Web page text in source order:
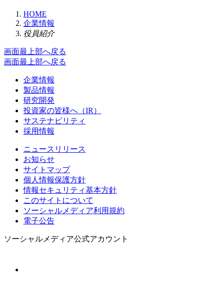
HOME
企業情報
役員紹介
画面最上部へ戻る
画面最上部へ戻る
企業情報
製品情報
研究開発
投資家の皆様へ（IR）
サステナビリティ
採用情報
ニュースリリース
お知らせ
サイトマップ
個人情報保護方針
情報セキュリティ基本方針
このサイトについて
ソーシャルメディア利用規約
電子公告
ソーシャルメディア公式アカウント